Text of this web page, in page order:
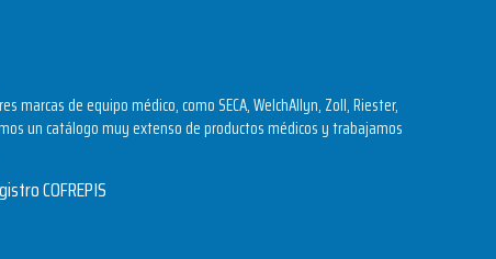
marcas de equipo médico, como SECA, WelchAllyn, Zoll, Riester,
un catálogo muy extenso de productos médicos y trabajamos